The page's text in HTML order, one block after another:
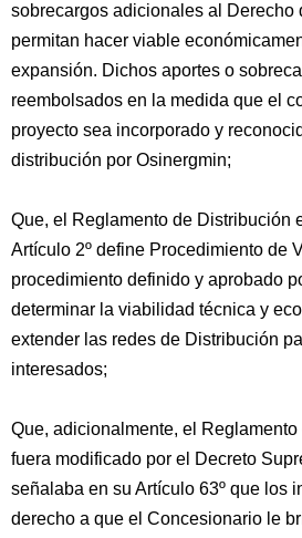
sobrecargos adicionales al Derecho
permitan hacer viable
expansión. Dichos aportes o
reembolsados en la medida que el
proyecto sea incorporado y
distribución por Osinergmin;
Que, el Reglamento de Distribución
Artículo 2º define Procedimiento de
procedimiento definido y aprobado
determinar la viabilidad técnica y
extender las redes de Distribución
interesados;
Que, adicionalmente, el
fuera modificado por el Decreto
señalaba en su Artículo 63º que los
derecho a que el Concesionario le